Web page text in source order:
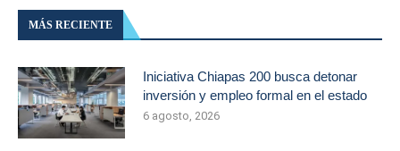
MÁS RECIENTE
Iniciativa Chiapas 200 busca detonar
inversión y empleo formal en el estado
6 agosto, 2026